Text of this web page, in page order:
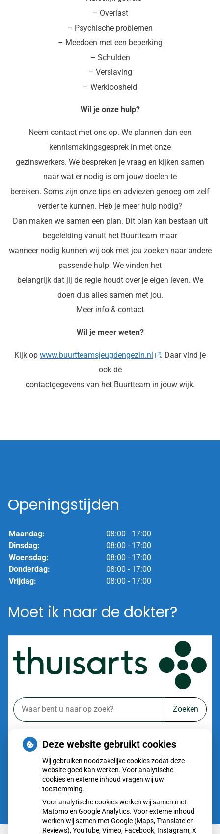
– Overlast
– Psychische problemen
– Meedoen met een beperking
– Schulden
– Verslaving
– Werkloosheid
Wil je onze hulp?
Neem contact met ons op. We plannen dan een
kennismakingsgesprek in met onze
gezinswerkers. We bespreken je vraag en kijken samen
naar wat er nodig is om jouw doelen te
bereiken. Soms zijn onze tips en adviezen genoeg om zelf
verder te kunnen. Heb je meer hulp nodig?
Dan maken we samen een plan. Dit plan kan bestaan uit
begeleiding vanuit het Buurtteam maar
wanneer nodig kunnen wij ook met jou zoeken naar andere
passende hulp. We vinden het
belangrijk dat jij de regie houdt over je eigen leven. We
doen dus alles samen met jou.
Meer info & contact
Wil je meer weten?
Kijk opwww.buurtteamsjeugdengezin.nl
. Daar vind je
ook de
contactgegevens van het Buurtteam in jouw wijk.
Openingstijden
Maandag:
08:00 - 17:00
Dinsdag:
08:00 - 17:00
Woensdag:
08:00 - 17:00
Donderdag:
08:00 - 17:00
Vrijdag:
08:00 - 17:00
Moet ik naar de dokter?
Zoeken
Betrouwbare informatie over ziekte en gezondheid
Deze website gebruikt cookies
Wij gebruiken noodzakelijke cookies zodat deze
website goed kan werken. Voor analytische
cookies en externe inhoud vragen wij uw
toestemming.
Voor analytische cookies werken wij samen met
Matomo en Google Analytics. Voor externe inhoud
werken wij samen met Google (Maps, Translate en
Reviews), YouTube, Vimeo, Facebook, Instagram, X